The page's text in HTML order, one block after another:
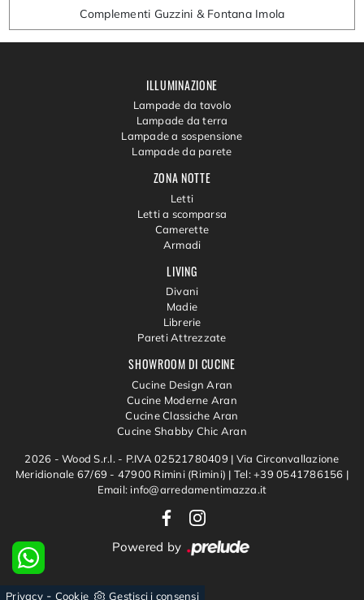
Complementi Guzzini & Fontana Imola
SHOWROOM DI CUCINE
Cucine Design Aran
Cucine Moderne Aran
Cucine Classiche Aran
Cucine Shabby Chic Aran
LIVING
Divani
Madie
Librerie
Pareti Attrezzate
ZONA NOTTE
Letti
Letti a scomparsa
Camerette
Armadi
ILLUMINAZIONE
Lampade da tavolo
Lampade da terra
Lampade a sospensione
Lampade da parete
2026 - Wood S.r.l. - P.IVA 02521780409 | Via Circonvallazione
Meridionale 67/69 - 47900 Rimini (Rimini) | Tel: +39 0541786156 |
Email: info@arredamentimazza.it
Powered by
Privacy- Cookie Gestisci i consensi